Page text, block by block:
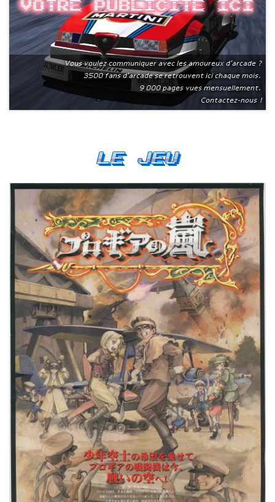
Votre publicite ici
Vous voulez communiquer avec les amoureux d'arcade ?
3500 fans d'arcade se retrouvent ici chaque mois.
9 000 pages vues mensuellement.
Contactez-nous !
Le Jeu